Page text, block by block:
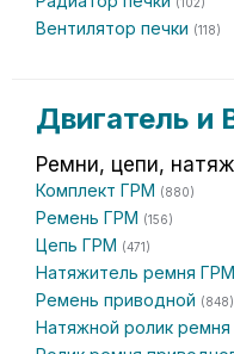
(102)
Вентилятор печки (118)
Двигатель и
Ремни, цепи,
Комплект ГРМ (880)
Ремень ГРМ (156)
Цепь ГРМ (471)
Натяжитель ремня ГРМ
Ремень приводной (848)
Натяжной ролик